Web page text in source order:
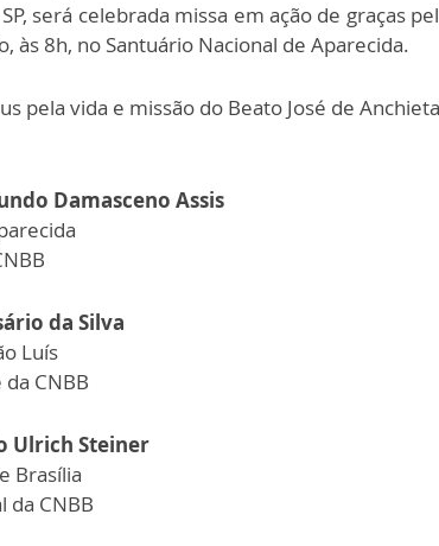
será celebrada missa em ação de graças
às 8h, no Santuário Nacional de Aparecida.
pela vida e missão do Beato José de
Damasceno Assis
da Silva
Luís
CNBB
Ulrich Steiner
Brasília
da CNBB